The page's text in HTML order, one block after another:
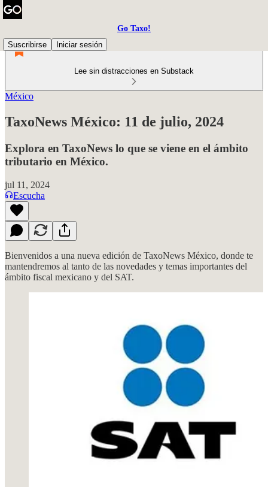
Go Taxo!
Suscribirse
Iniciar sesión
Lee sin distracciones en Substack
México
TaxoNews México: 11 de julio, 2024
Explora en TaxoNews lo que se viene en el ámbito
tributario en México.
jul 11, 2024
Escucha
Bienvenidos a una nueva edición de TaxoNews México, donde te
mantendremos al tanto de las novedades y temas importantes del
ámbito fiscal mexicano y del SAT.